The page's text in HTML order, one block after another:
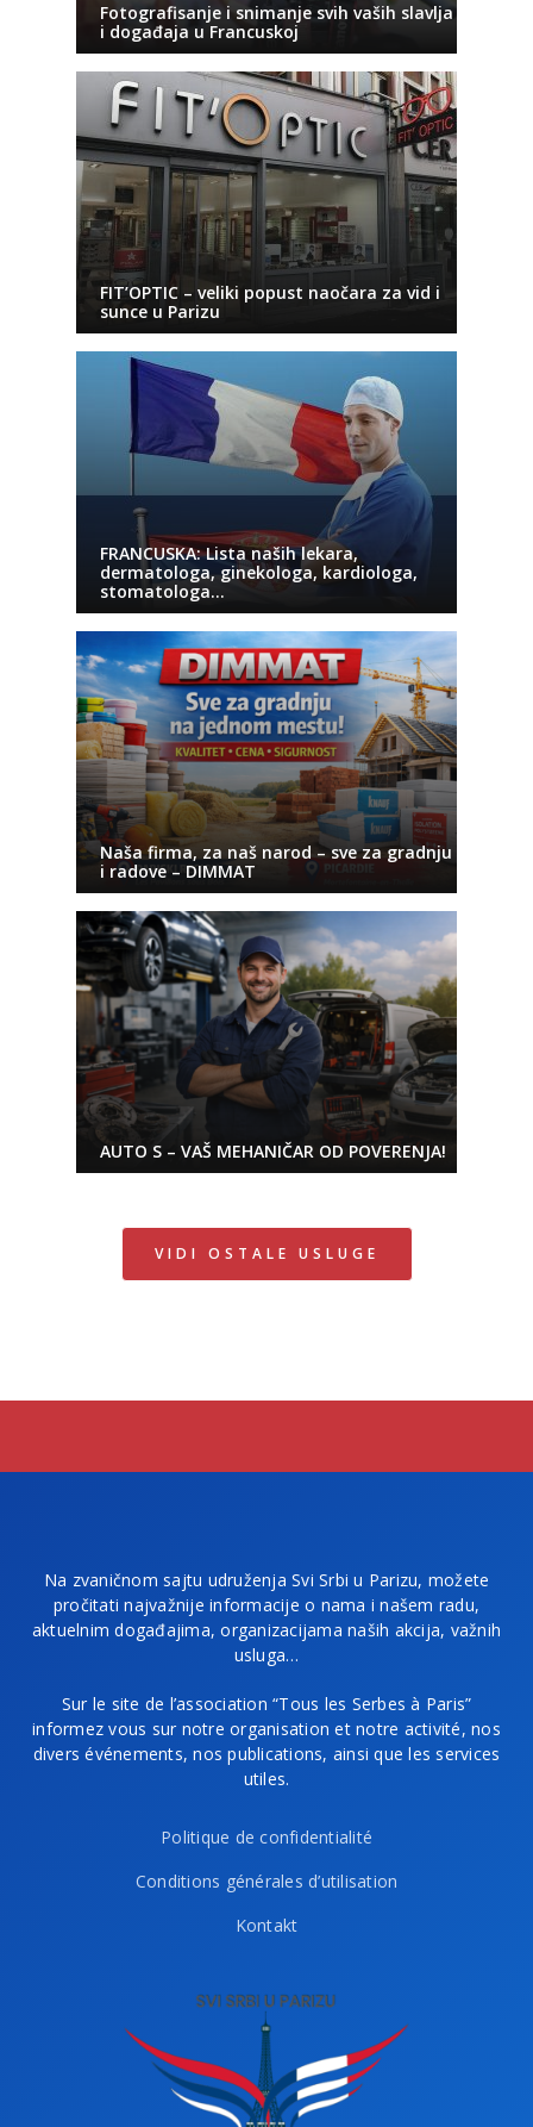
Fotografisanje i snimanje svih vaših slavlja
i događaja u Francuskoj
FIT’OPTIC – veliki popust naočara za vid i
sunce u Parizu
FRANCUSKA: Lista naših lekara,
dermatologa, ginekologa, kardiologa,
stomatologa…
Naša firma, za naš narod – sve za gradnju
i radove – DIMMAT
AUTO S – VAŠ MEHANIČAR OD POVERENJA!
VIDI OSTALE USLUGE
Na zvaničnom sajtu udruženja Svi Srbi u Parizu, možete
pročitati najvažnije informacije o nama i našem radu,
aktuelnim događajima, organizacijama naših akcija, važnih
usluga…
Sur le site de l’association “Tous les Serbes à Paris”
informez vous sur notre organisation et notre activité, nos
divers événements, nos publications, ainsi que les services
utiles.
Politique de confidentialité
Conditions générales d’utilisation
Kontakt